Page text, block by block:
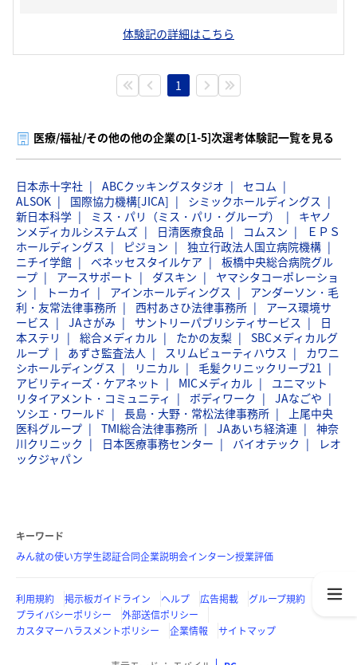
体験記の詳細はこちら
1
医療/福祉/その他の他の企業の[1-5]次選考体験記一覧を見る
日本赤十字社 ABCクッキングスタジオ
セコム
ALSOK
国際協力機構[JICA]
シミックホールディングス
新日本科学
ミス・パリ（ミス・パリ・グループ）
キヤノ
ンメディカルシステムズ
日清医療食品 コムスン
ＥＰＳ
ホールディングス
ピジョン
独立行政法人国立病院機構
ニチイ学館
ベネッセスタイルケア
板橋中央総合病院グル
ープ
アースサポート ダスキン
ヤマシタコーポレーショ
ン
トーカイ アインホールディングス
アンダーソン・毛
利・友常法律事務所
西村あさひ法律事務所
アース環境サ
ービス
JAさがみ サントリーパブリシティサービス
日
本ステリ
総合メディカル たかの友梨
SBCメディカルグ
ループ
あずさ監査法人 スリムビューティハウス
カワニ
シホールディングス
リニカル
毛髪クリニックリーブ21
アビリティーズ・ケアネット
MICメディカル
ユニマット
リタイアメント・コミュニティ
ボディワーク
JAなごや
ソシエ・ワールド
長島・大野・常松法律事務所
上尾中央
医科グループ
TMI総合法律事務所 JAあいち経済連
神奈
川クリニック
日本医療事務センター バイオテック
レオ
ックジャパン
キーワード
みん就の使い方学生認証合同企業説明会インターン授業評価
利用規約 掲示板ガイドライン ヘルプ 広告掲載
グループ規約
プライバシーポリシー
外部送信ポリシー
カスタマーハラスメントポリシー
企業情報 サイトマップ